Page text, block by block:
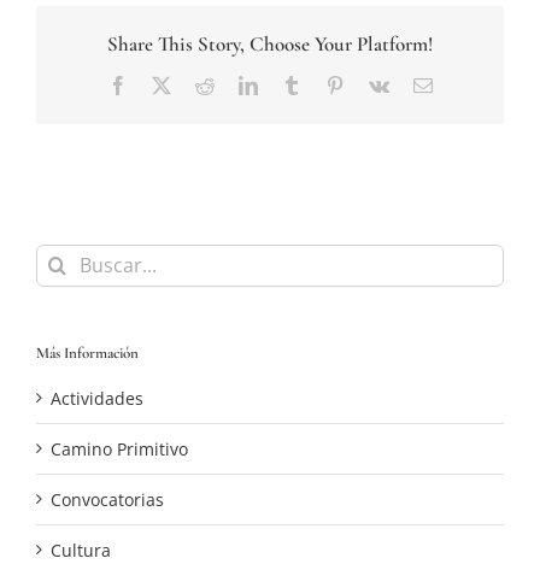
Share This Story, Choose Your Platform!
Facebook
TwitterRedditLinkedInTumblr Pinterest
Vk
Correo
Buscar:
Más Información
Actividades
Camino Primitivo
Convocatorias
Cultura